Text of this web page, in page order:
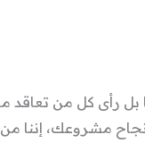
رأى كل من تعاقد
مشروعك، إننا